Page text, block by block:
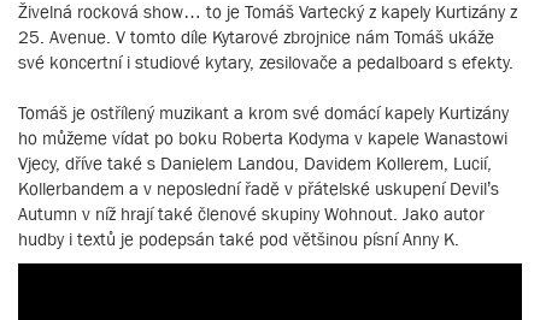
Živelná rocková show… to je Tomáš Vartecký z kapely Kurtizány z
25. Avenue. V tomto díle Kytarové zbrojnice nám Tomáš ukáže
své koncertní i studiové kytary, zesilovače a pedalboard s efekty.
Tomáš je ostřílený muzikant a krom své domácí kapely Kurtizány
ho můžeme vídat po boku Roberta Kodyma v kapele Wanastowi
Vjecy, dříve také s Danielem Landou, Davidem Kollerem, Lucií,
Kollerbandem a v neposlední řadě v přátelské uskupení Devil’s
Autumn v níž hrají také členové skupiny Wohnout. Jako autor
hudby i textů je podepsán také pod většinou písní Anny K.